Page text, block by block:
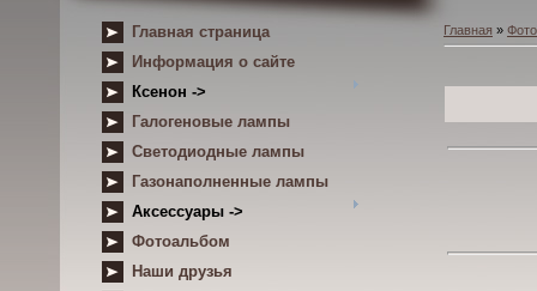
Главная страница
Информация о сайте
Ксенон ->
Галогеновые лампы
Светодиодные лампы
Газонаполненные лампы
Аксессуары ->
Фотоальбом
Наши друзья
Главная »